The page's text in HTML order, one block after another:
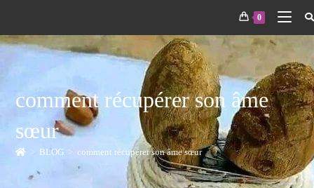
0
comment récupérer son âme
sœur
> BLOG > comment récupérer son âme sœur